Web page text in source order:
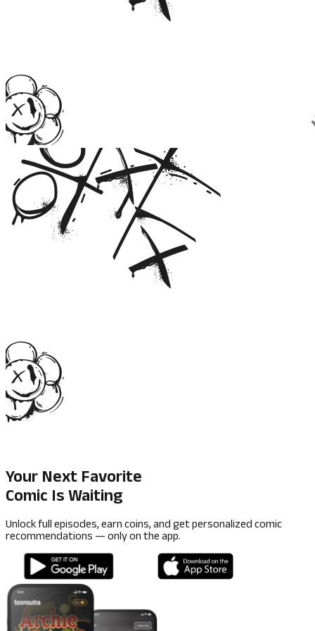
Your Next Favorite
Comic Is Waiting
Unlock full episodes, earn coins, and get personalized comic
recommendations — only on the app.